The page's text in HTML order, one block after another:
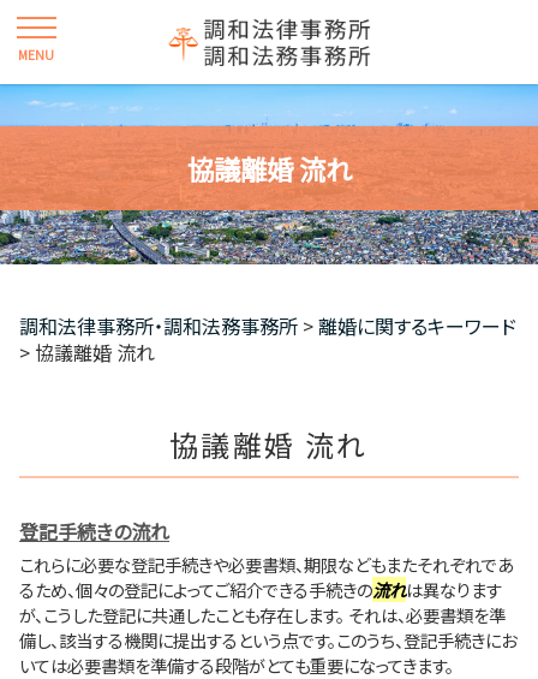
協議離婚 流れ
調和法律事務所・調和法務事務所 >離婚に関するキーワード
>協議離婚 流れ
協議離婚 流れ
登記手続きの流れ
これらに必要な登記手続きや必要書類、期限などもまたそれぞれであ
るため、個々の登記によってご紹介できる手続きの流れは異なります
が、こうした登記に共通したことも存在します。 それは、必要書類を準
備し、該当する機関に提出するという点です。このうち、登記手続きにお
いては必要書類を準備する段階がとても重要になってきます。